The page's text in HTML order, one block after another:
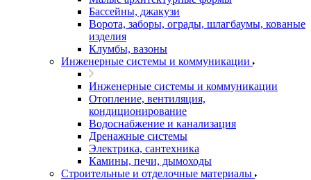
Бассейны, джакузи
Ворота, заборы, ограды, шлагбаумы, кованые
изделия
Клумбы, вазоны
Инженерные системы и коммуникации
Инженерные системы и коммуникации
Отопление, вентиляция,
кондиционирование
Водоснабжение и канализация
Дренажные системы
Электрика, сантехника
Камины, печи, дымоходы
Строительные и отделочные материалы